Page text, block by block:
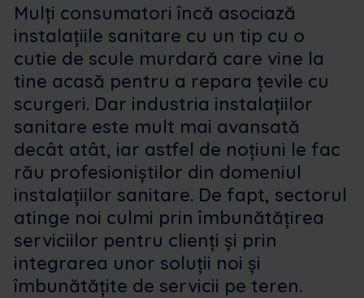
Mulți consumatori încă asociază
instalațiile sanitare cu un tip cu o
cutie de scule murdară care vine la
tine acasă pentru a repara țevile cu
scurgeri. Dar industria instalațiilor
sanitare este mult mai avansată
decât atât, iar astfel de noțiuni le fac
rău profesioniștilor din domeniul
instalațiilor sanitare. De fapt, sectorul
atinge noi culmi prin îmbunătățirea
serviciilor pentru clienți și prin
integrarea unor soluții noi și
îmbunătățite de servicii pe teren.